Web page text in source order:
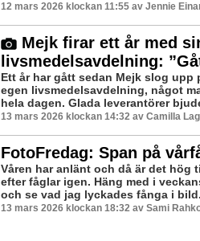
12 mars 2026 klockan 11:55 av Jennie
Mejk firar ett år med
livsmedelsavdelning:
Ett år har gått sedan Mejk slog upp
egen livsmedelsavdelning, något
hela dagen. Glada leverantörer
13 mars 2026 klockan 14:32 av Camilla
FotoFredag: Span på
Våren har anlänt och då är det hög
efter fåglar igen. Häng med i
och se vad jag lyckades fånga i
13 mars 2026 klockan 18:32 av Sami